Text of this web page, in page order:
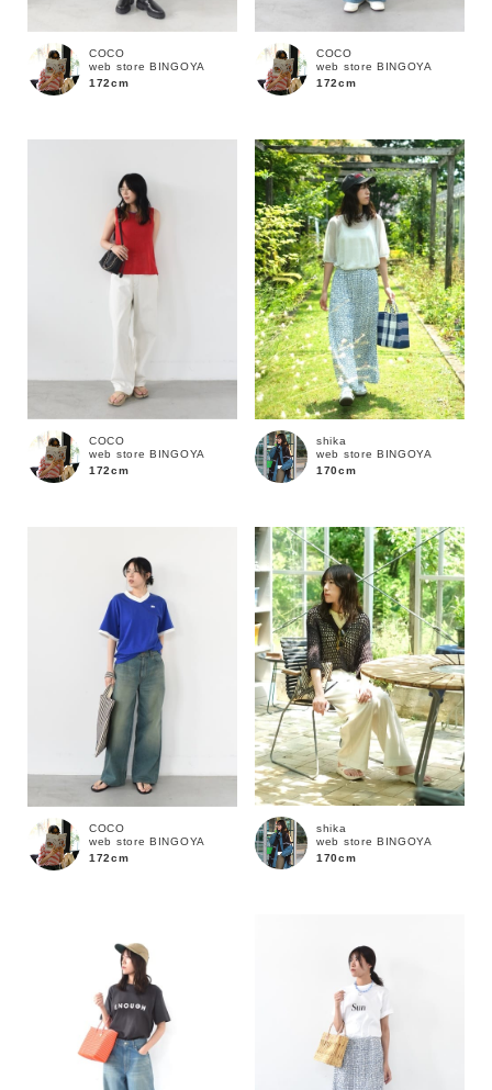
キーワード
性別
MENS LADIES KIDS
ブランド
COCO
web store BINGOYA
172cm
COCO
web store BINGOYA
172cm
COCO
web store BINGOYA
172cm
shika
web store BINGOYA
170cm
COCO
web store BINGOYA
172cm
shika
web store BINGOYA
170cm